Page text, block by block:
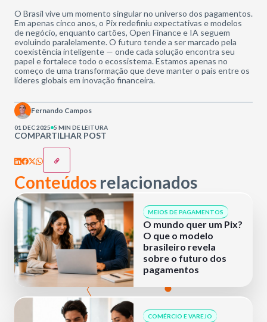
O Brasil vive um momento singular no universo dos pagamentos.
Em apenas cinco anos, o Pix redefiniu expectativas e modelos
de negócio, enquanto cartões, Open Finance e IA seguem
evoluindo paralelamente. O futuro tende a ser marcado pela
coexistência inteligente — onde cada solução encontra seu
papel e fortalece todo o ecossistema. Estamos apenas no
começo de uma transformação que deve manter o país entre os
líderes globais em inovação financeira.
COMPARTILHAR POST
Fernando Campos
01 DEC 2025 5 MIN DE LEITURA
Conteúdos relacionados
MEIOS DE PAGAMENTOS
O mundo quer um Pix?
O que o modelo
brasileiro revela
sobre o futuro dos
pagamentos
COMÉRCIO E VAREJO